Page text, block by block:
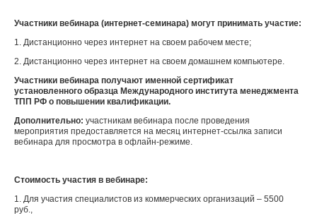
Участники вебинара (интернет-семинара) могут принимать участие:
1. Дистанционно через интернет на своем рабочем месте;
2. Дистанционно через интернет на своем домашнем компьютере.
Участники вебинара получают именной сертификат
установленного образца Международного института менеджмента
ТПП РФ о повышении квалификации.
Дополнительно: участникам вебинара после проведения
мероприятия предоставляется на месяц интернет-ссылка записи
вебинара для просмотра в офлайн-режиме.
Стоимость участия в вебинаре:
1. Для участия специалистов из коммерческих организаций – 5500
руб.,